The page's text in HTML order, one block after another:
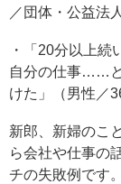
／団体・公益法
・「20分以上続
自分の仕事……
けた」（男性／
新郎、新婦のこ
ら会社や仕事の
チの失敗例です。